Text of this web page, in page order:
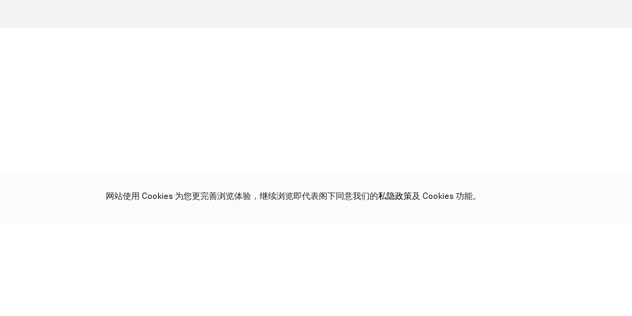
网站使用 Cookies 为您更完善浏览体验，继续浏览即代表阁下同意我们的私隐政策及 Cookies 功能。